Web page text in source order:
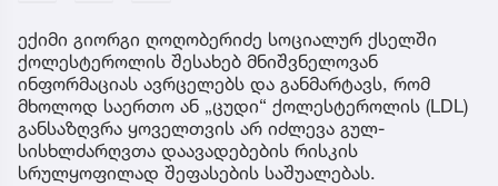
ექიმი გიორგი ღოღობერიძე სოციალურ ქსელში
ქოლესტეროლის შესახებ მნიშვნელოვან
ინფორმაციას ავრცელებს და განმარტავს, რომ
მხოლოდ საერთო ან „ცუდი“ ქოლესტეროლის (LDL)
განსაზღვრა ყოველთვის არ იძლევა გულ-
სისხლძარღვთა დაავადებების რისკის
სრულყოფილად შეფასების საშუალებას.